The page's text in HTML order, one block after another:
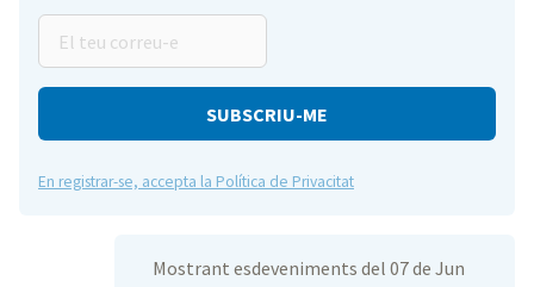
teu
correu-
En registrar-se, accepta la Política de Privacitat
Mostrant esdeveniments del 07 de Jun